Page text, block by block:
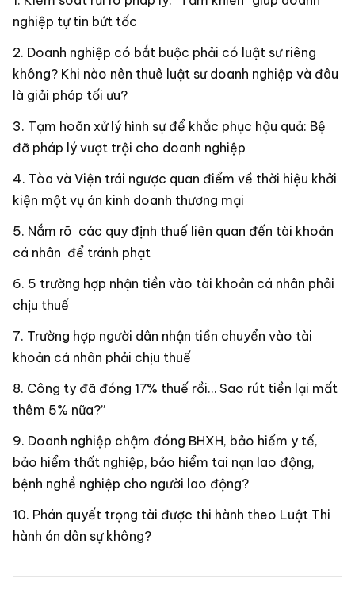
nghiệp tự tin bứt tốc
Doanh nghiệp có bắt buộc phải có luật sư riêng
không? Khi nào nên thuê luật sư doanh nghiệp và đâu
là giải pháp tối ưu?
Tạm hoãn xử lý hình sự để khắc phục hậu quả: Bệ
đỡ pháp lý vượt trội cho doanh nghiệp
Tòa và Viện trái ngược quan điểm về thời hiệu khởi
kiện một vụ án kinh doanh thương mại
Nắm rõ các quy định thuế liên quan đến tài khoản
cá nhân để tránh phạt
5 trường hợp nhận tiền vào tài khoản cá nhân phải
chịu thuế
Trường hợp người dân nhận tiền chuyển vào tài
khoản cá nhân phải chịu thuế
Công ty đã đóng 17% thuế rồi… Sao rút tiền lại mất
thêm 5% nữa?”
Doanh nghiệp chậm đóng BHXH, bảo hiểm y tế,
bảo hiểm thất nghiệp, bảo hiểm tai nạn lao động,
bệnh nghề nghiệp cho người lao động?
Phán quyết trọng tài được thi hành theo Luật Thi
hành án dân sự không?